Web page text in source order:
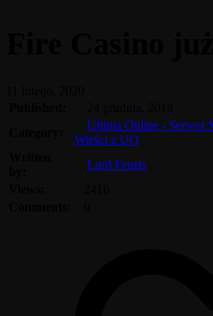
Ultima Online - Serwer
Wieści z UO
Lord Fenris